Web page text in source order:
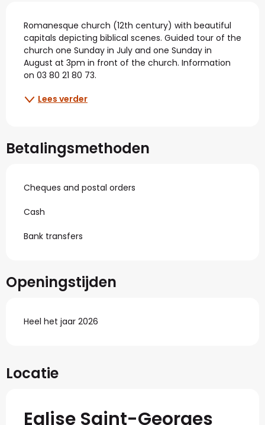
Beschrijving
Romanesque church (12th century) with beautiful
capitals depicting biblical scenes. Guided tour of the
church one Sunday in July and one Sunday in
August at 3pm in front of the church. Information
on 03 80 21 80 73.
Lees verder
Betalingsmethoden
Cheques and postal orders
Cash
Bank transfers
Openingstijden
Heel het jaar 2026
Locatie
Eglise Saint-Georges